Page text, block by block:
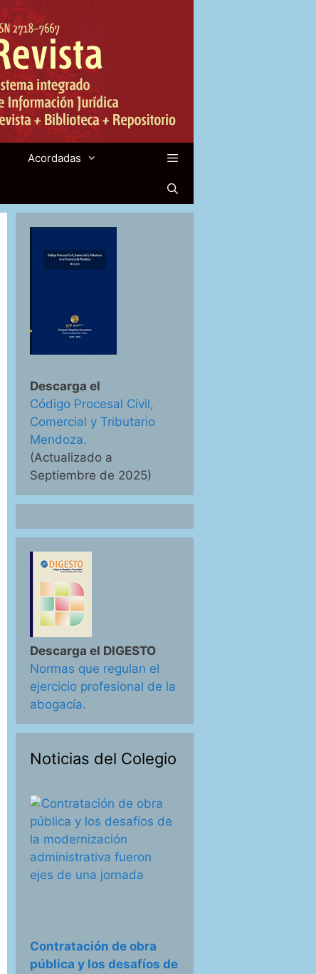
Acordadas
Descarga el
Código Procesal Civil,
Comercial y Tributario
Mendoza.
(Actualizado a
Septiembre de 2025)
Descarga el DIGESTO
Normas que regulan el
ejercicio profesional de la
abogacía.
Noticias del Colegio
Contratación de obra
pública y los desafíos de